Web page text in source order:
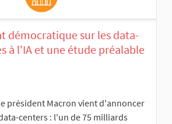
démocratique sur les data-
à l'IA et une étude préalable
président Macron vient d'annoncer
centers : l'un de 75 milliards